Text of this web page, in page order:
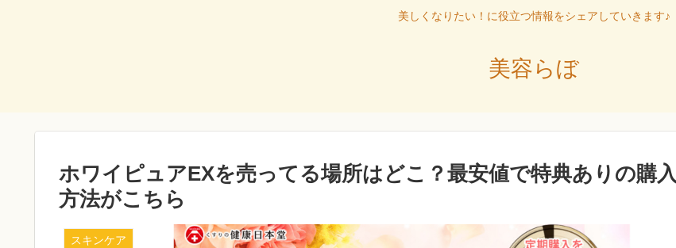
美しくなりたい！に役立つ情報をシェアしていきます♪
美容らぼ
ホワイピュアEXを売ってる場所はどこ？最安値で特典ありの購入
方法がこちら
スキンケア